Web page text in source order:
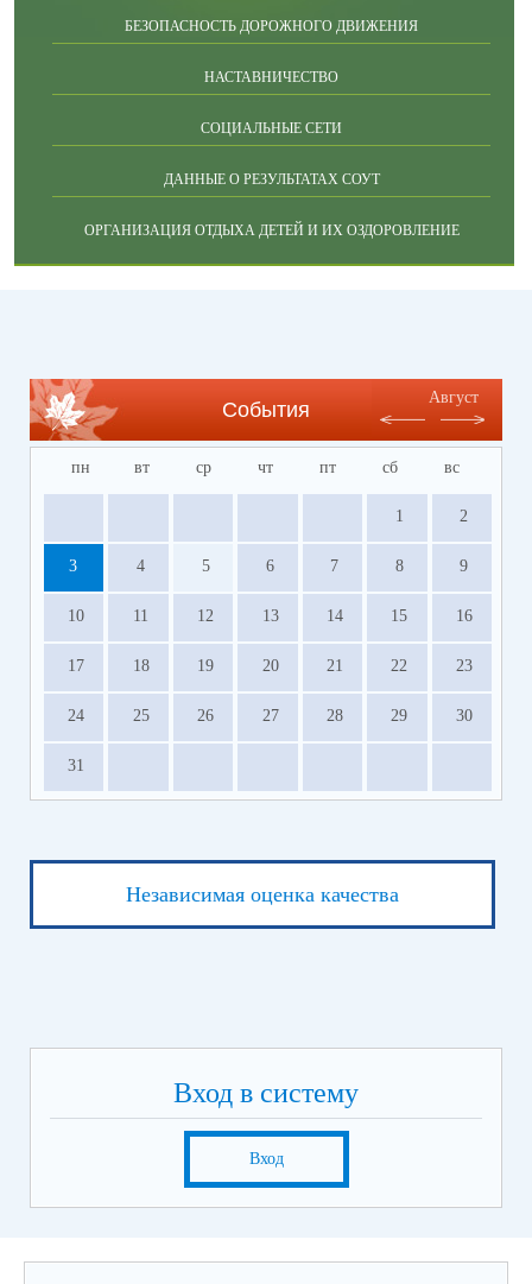
БЕЗОПАСНОСТЬ ДОРОЖНОГО ДВИЖЕНИЯ
НАСТАВНИЧЕСТВО
СОЦИАЛЬНЫЕ СЕТИ
ДАННЫЕ О РЕЗУЛЬТАТАХ СОУТ
ОРГАНИЗАЦИЯ ОТДЫХА ДЕТЕЙ И ИХ ОЗДОРОВЛЕНИЕ
События
Август
пн вт ср чт пт сб вс
1 2
3 4 5 6 7 8 9
10 11 12 13 14 15 16
17 18 19 20 21 22 23
24 25 26 27 28 29 30
31
Независимая оценка качества
Вход в систему
Вход